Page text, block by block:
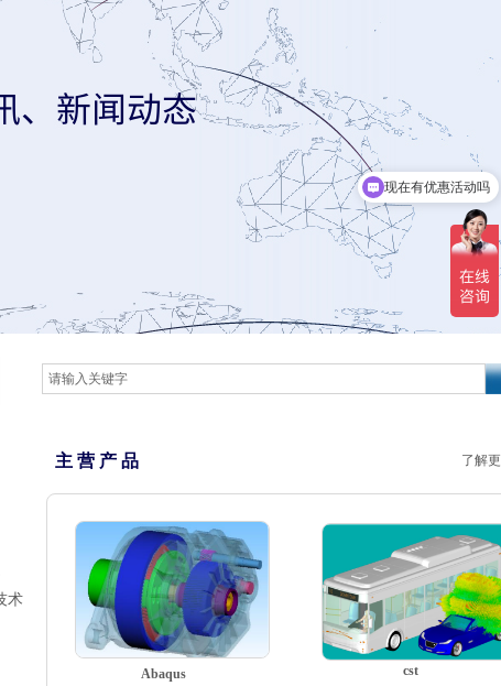
、新闻动态
术
主 营 产 品 了解
cst
Abaqus
现在有优惠活动吗